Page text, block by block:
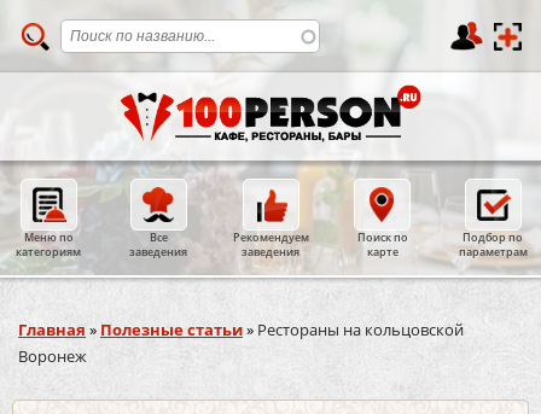
Меню по
категориям
Все
заведения
Рекомендуем
заведения
Поиск по
карте
Подбор по
параметрам
Вы здесь
Главная » Полезные статьи» Рестораны на кольцовской
Воронеж